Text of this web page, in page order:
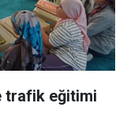
trafik eğitimi